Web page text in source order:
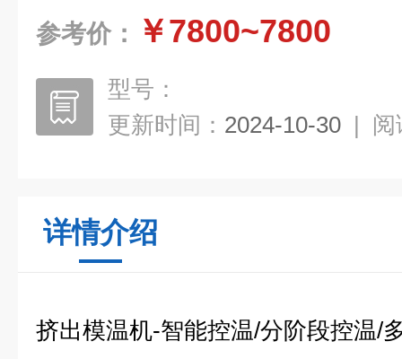
参考价： ￥7800~7800
型号：
更新时间： 2024-10-30 | 阅
详情介绍
挤出模温机-智能控温/分阶段控温/